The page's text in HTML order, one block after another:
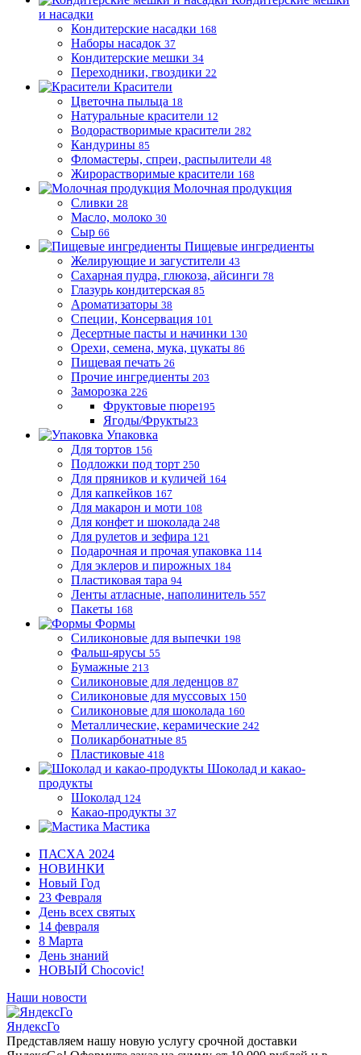
и насадки
Кондитерские насадки 168
Наборы насадок 37
Кондитерские мешки 34
Переходники, гвоздики 22
Красители
Цветочна пыльца 18
Натуральные красители 12
Водорастворимые красители 282
Кандурины 85
Фломастеры, спреи, распылители 48
Жирорастворимые красители 168
Молочная продукция
Сливки 28
Масло, молоко 30
Сыр 66
Пищевые ингредиенты
Желирующие и загустители 43
Сахарная пудра, глюкоза, айсинги 78
Глазурь кондитерская 85
Ароматизаторы 38
Специи, Консервация 101
Десертные пасты и начинки 130
Орехи, семена, мука, цукаты 86
Пищевая печать 26
Прочие ингредиенты 203
Заморозка 226
Фруктовые пюре195
Ягоды/Фрукты23
Упаковка
Для тортов 156
Подложки под торт 250
Для пряников и куличей 164
Для капкейков 167
Для макарон и моти 108
Для конфет и шоколада 248
Для рулетов и зефира 121
Подарочная и прочая упаковка 114
Для эклеров и пирожных 184
Пластиковая тара 94
Ленты атласные, наполинитель 557
Пакеты 168
Формы
Силиконовые для выпечки 198
Фальш-ярусы 55
Бумажные 213
Силиконовые для леденцов 87
Силиконовые для муссовых 150
Силиконовые для шоколада 160
Металлические, керамические 242
Поликарбонатные 85
Пластиковые 418
Шоколад и какао-
продукты
Шоколад 124
Какао-продукты 37
Мастика
ПАСХА 2024
НОВИНКИ
Новый Год
23 Февраля
День всех святых
14 февраля
8 Марта
День знаний
НОВЫЙ Chocovic!
Наши новости
ЯндексГо
Представляем нашу новую услугу срочной доставки